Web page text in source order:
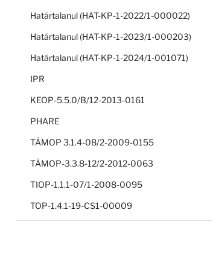
Határtalanul (HAT-KP-1-2022/1-000022)
Határtalanul (HAT-KP-1-2023/1-000203)
Határtalanul (HAT-KP-1-2024/1-001071)
IPR
KEOP-5.5.0/B/12-2013-0161
PHARE
TÁMOP 3.1.4-08/2-2009-0155
TÁMOP-3.3.8-12/2-2012-0063
TIOP-1.1.1-07/1-2008-0095
TOP-1.4.1-19-CS1-00009